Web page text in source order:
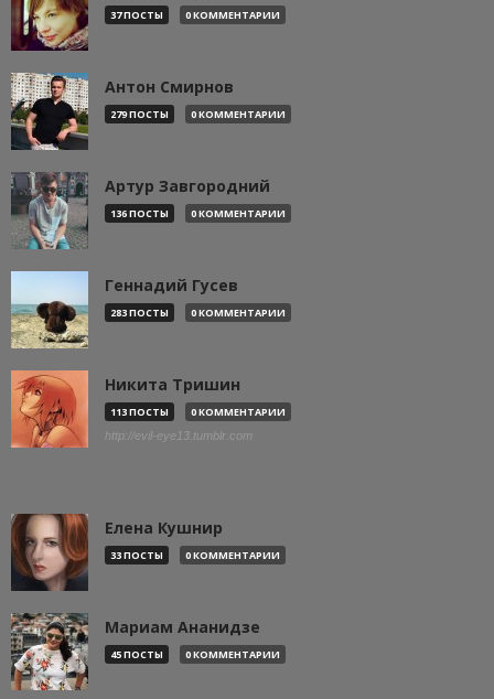
37 ПОСТЫ 0 КОММЕНТАРИИ
Антон Смирнов
279 ПОСТЫ 0 КОММЕНТАРИИ
Артур Завгородний
136 ПОСТЫ 0 КОММЕНТАРИИ
Геннадий Гусев
283 ПОСТЫ 0 КОММЕНТАРИИ
Никита Тришин
113 ПОСТЫ 0 КОММЕНТАРИИ
http://evil-eye13.tumblr.com
Елена Кушнир
33 ПОСТЫ 0 КОММЕНТАРИИ
Мариам Ананидзе
45 ПОСТЫ 0 КОММЕНТАРИИ